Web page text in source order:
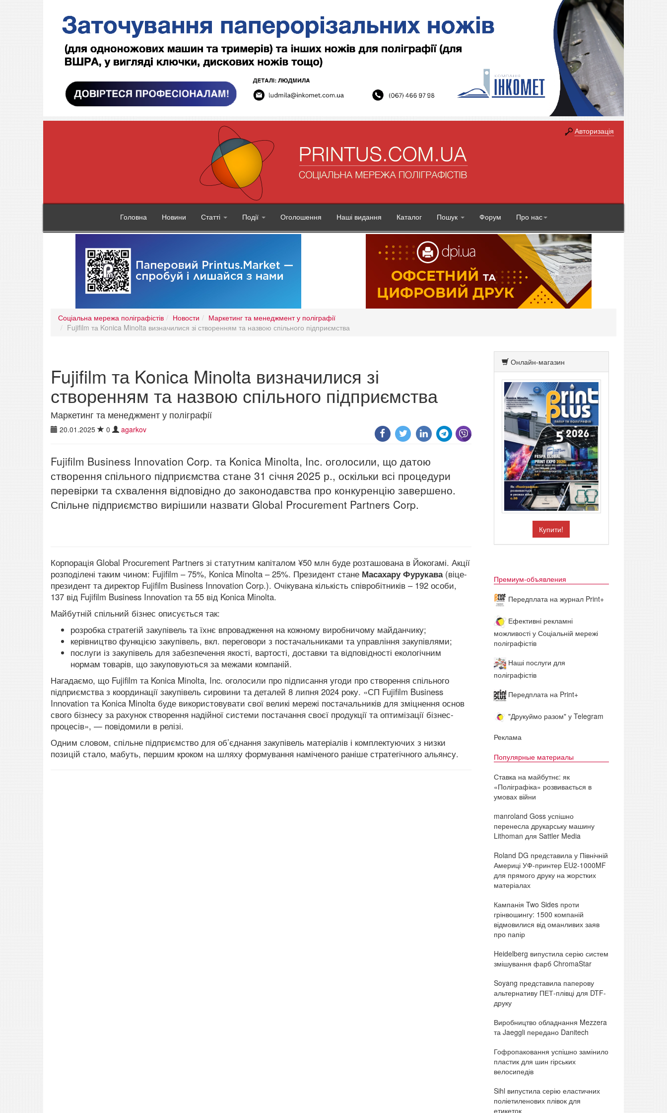
Авторизація
Головна Новини Статті Події Оголошення Наші видання Каталог Пошук Форум Про нас
Соціальна мережа поліграфістів Новости
Маркетинг та менеджмент у поліграфії
Fujifilm та Konica Minolta визначилися зі створенням та назвою спільного підприємства
Fujifilm та Konica Minolta визначилися зі
створенням та назвою спільного підприємства
Маркетинг та менеджмент у поліграфії
20.01.2025 0 agarkov
Fujifilm Business Innovation Corp. та Konica Minolta, Inc. оголосили, що датою
створення спільного підприємства стане 31 січня 2025 р., оскільки всі процедури
перевірки та схвалення відповідно до законодавства про конкуренцію завершено.
Спільне підприємство вирішили назвати Global Procurement Partners Corp.
Корпорація Global Procurement Partners зі статутним капіталом ¥50 млн буде розташована в Йокогамі. Акції
розподілені таким чином: Fujifilm – 75%, Konica Minolta – 25%. Президент стане Масахару Фурукава(віце-
президент та директор Fujifilm Business Innovation Corp.). Очікувана кількість співробітників – 192 особи,
137 від Fujifilm Business Innovation та 55 від Konica Minolta.
Майбутній спільний бізнес описується так:
розробка стратегій закупівель та їхнє впровадження на кожному виробничому майданчику;
керівництво функцією закупівель, вкл. переговори з постачальниками та управління закупівлями;
послуги із закупівель для забезпечення якості, вартості, доставки та відповідності екологічним
нормам товарів, що закуповуються за межами компаній.
Нагадаємо, що Fujifilm та Konica Minolta, Inc. оголосили про підписання угоди про створення спільного
підприємства з координації закупівель сировини та деталей 8 липня 2024 року. «СП Fujifilm Business
Innovation та Konica Minolta буде використовувати свої великі мережі постачальників для зміцнення основ
свого бізнесу за рахунок створення надійної системи постачання своєї продукції та оптимізації бізнес-
процесів», — повідомили в релізі.
Одним словом, спільне підприємство для об’єднання закупівель матеріалів і комплектуючих з низки
позицій стало, мабуть, першим кроком на шляху формування наміченого раніше стратегічного альянсу.
Онлайн-магазин
Купити!
Премиум-объявления
Передплата на журнал Print+
Ефективні рекламні
можливості у Соціальній мережі
поліграфістів
Наші послуги для
поліграфістів
Передплата на Print+
"Друкуймо разом" у Telegram
Реклама
Популярные материалы
Ставка на майбутнє: як
«Поліграфіка» розвивається в
умовах війни
manroland Goss успішно
перенесла друкарську машину
Lithoman для Sattler Media
Roland DG представила у Північній
Америці УФ-принтер EU2-1000MF
для прямого друку на жорстких
матеріалах
Кампанія Two Sides проти
грінвошингу: 1500 компаній
відмовилися від оманливих заяв
про папір
Heidelberg випустила серію систем
змішування фарб ChromaStar
Soyang представила паперову
альтернативу ПЕТ-плівці для DTF-
друку
Виробництво обладнання Mezzera
та Jaeggli передано Danitech
Гофропаковання успішно замінило
пластик для шин гірських
велосипедів
Sihl випустила серію еластичних
поліетиленових плівок для
етикеток